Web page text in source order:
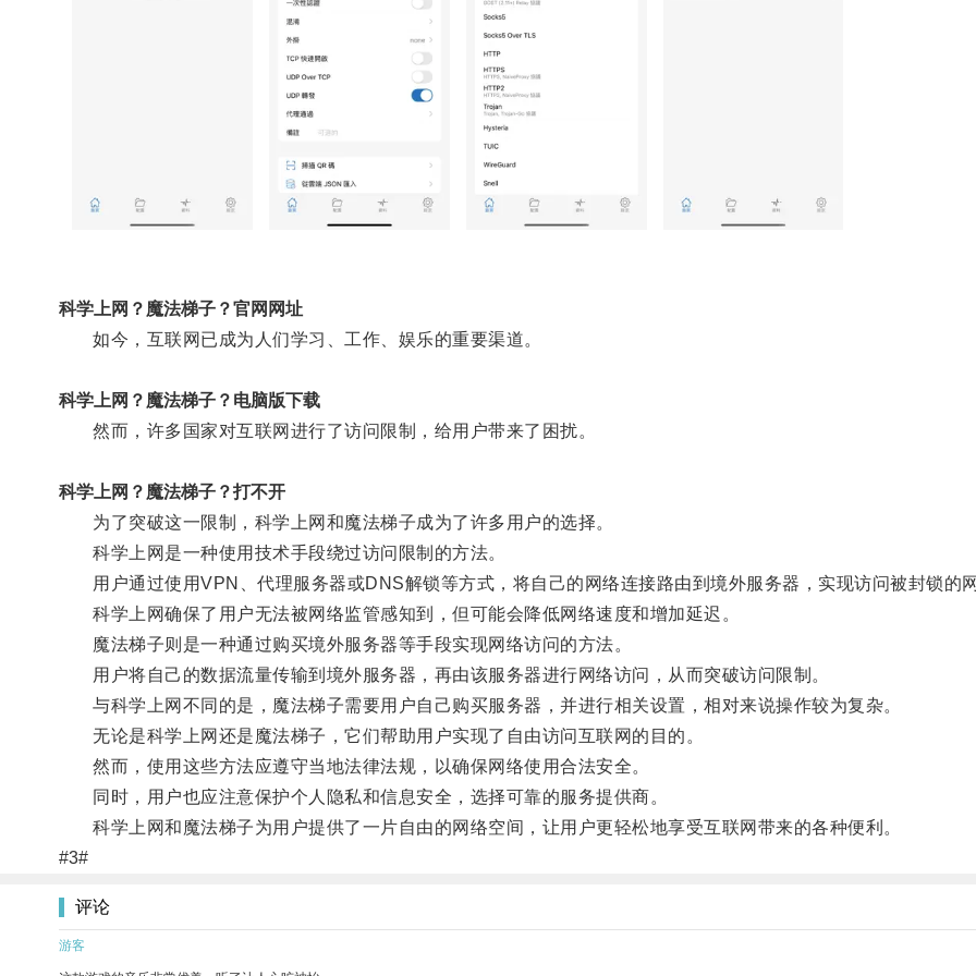
科学上网？魔法梯子？官网网址
如今，互联网已成为人们学习、工作、娱乐的重要渠道。
科学上网？魔法梯子？电脑版下载
然而，许多国家对互联网进行了访问限制，给用户带来了困扰。
科学上网？魔法梯子？打不开
为了突破这一限制，科学上网和魔法梯子成为了许多用户的选择。
科学上网是一种使用技术手段绕过访问限制的方法。
用户通过使用VPN、代理服务器或DNS解锁等方式，将自己的网络连接路由到境外服务器，实现访问被封锁的网
科学上网确保了用户无法被网络监管感知到，但可能会降低网络速度和增加延迟。
魔法梯子则是一种通过购买境外服务器等手段实现网络访问的方法。
用户将自己的数据流量传输到境外服务器，再由该服务器进行网络访问，从而突破访问限制。
与科学上网不同的是，魔法梯子需要用户自己购买服务器，并进行相关设置，相对来说操作较为复杂。
无论是科学上网还是魔法梯子，它们帮助用户实现了自由访问互联网的目的。
然而，使用这些方法应遵守当地法律法规，以确保网络使用合法安全。
同时，用户也应注意保护个人隐私和信息安全，选择可靠的服务提供商。
科学上网和魔法梯子为用户提供了一片自由的网络空间，让用户更轻松地享受互联网带来的各种便利。
#3#
评论
游客